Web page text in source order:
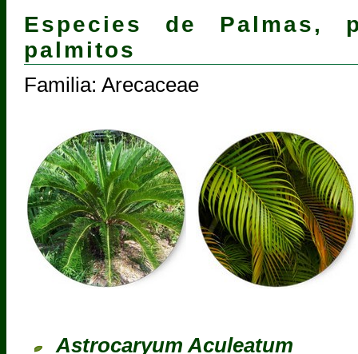
Especies de Palmas,
palmitos
Familia: Arecaceae
Astrocaryum Aculeatum